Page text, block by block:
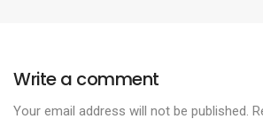
Write a comment
Your email address will not be published.